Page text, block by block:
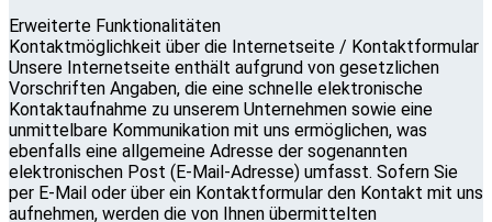
Erweiterte Funktionalitäten
Kontaktmöglichkeit über die Internetseite / Kontaktformular
Unsere Internetseite enthält aufgrund von gesetzlichen
Vorschriften Angaben, die eine schnelle elektronische
Kontaktaufnahme zu unserem Unternehmen sowie eine
unmittelbare Kommunikation mit uns ermöglichen, was
ebenfalls eine allgemeine Adresse der sogenannten
elektronischen Post (E-Mail-Adresse) umfasst. Sofern Sie
per E-Mail oder über ein Kontaktformular den Kontakt mit uns
aufnehmen, werden die von Ihnen übermittelten